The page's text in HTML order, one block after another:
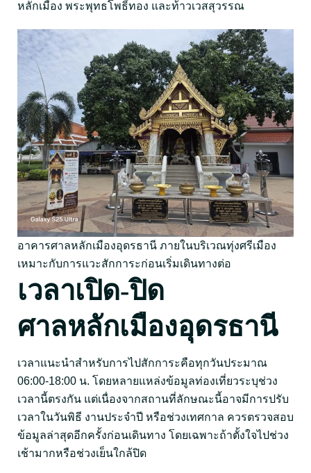
หลักเมือง พระพุทธโพธิ์ทอง และท้าวเวสสุวรรณ
อาคารศาลหลักเมืองอุดรธานี ภายในบริเวณทุ่งศรีเมือง
เหมาะกับการแวะสักการะก่อนเริ่มเดินทางต่อ
เวลาเปิด-ปิด
ศาลหลักเมืองอุดรธานี
เวลาแนะนำสำหรับการไปสักการะคือทุกวันประมาณ
06:00-18:00 น. โดยหลายแหล่งข้อมูลท่องเที่ยวระบุช่วง
เวลานี้ตรงกัน แต่เนื่องจากสถานที่ลักษณะนี้อาจมีการปรับ
เวลาในวันพิธี งานประจำปี หรือช่วงเทศกาล ควรตรวจสอบ
ข้อมูลล่าสุดอีกครั้งก่อนเดินทาง โดยเฉพาะถ้าตั้งใจไปช่วง
เช้ามากหรือช่วงเย็นใกล้ปิด